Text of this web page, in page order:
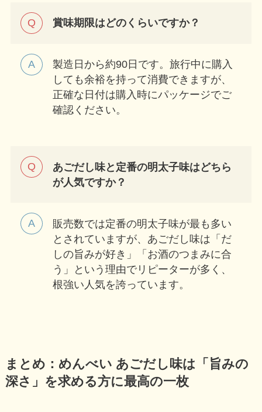
賞味期限はどのくらいですか？
製造日から約90日です。旅行中に購入
しても余裕を持って消費できますが、
正確な日付は購入時にパッケージでご
確認ください。
あごだし味と定番の明太子味はどちら
が人気ですか？
販売数では定番の明太子味が最も多い
とされていますが、あごだし味は「だ
しの旨みが好き」「お酒のつまみに合
う」という理由でリピーターが多く、
根強い人気を誇っています。
まとめ：めんべい あごだし味は「旨みの
深さ」を求める方に最高の一枚